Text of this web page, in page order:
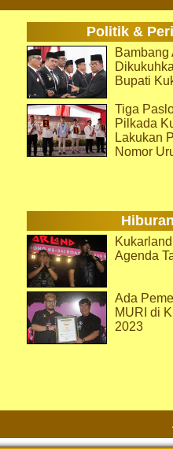
Politik &
Bambang
Bupati
Tiga
Pilkada
Lakukan
Nomor
Hiburan
Agenda
Ada
MURI di
2023